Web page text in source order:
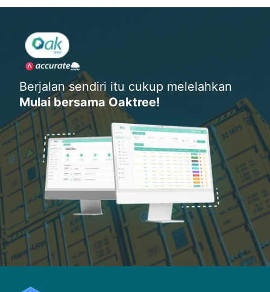
Berjalan sendiri itu cukup melelahkan
Mulai bersama Oaktree!